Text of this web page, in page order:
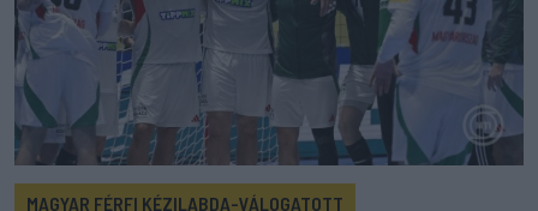
MAGYAR FÉRFI KÉZILABDA-VÁLOGATOTT